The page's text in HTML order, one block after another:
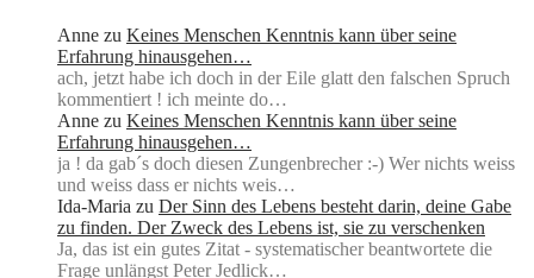
Anne zu Keines Menschen Kenntnis kann über seine
Erfahrung hinausgehen…
ach, jetzt habe ich doch in der Eile glatt den falschen Spruch
kommentiert ! ich meinte do…
Anne zu Keines Menschen Kenntnis kann über seine
Erfahrung hinausgehen…
ja ! da gab´s doch diesen Zungenbrecher :-) Wer nichts weiss
und weiss dass er nichts weis…
Ida-Maria zu Der Sinn des Lebens besteht darin, deine Gabe
zu finden. Der Zweck des Lebens ist, sie zu verschenken
Ja, das ist ein gutes Zitat - systematischer beantwortete die
Frage unlängst Peter Jedlick…